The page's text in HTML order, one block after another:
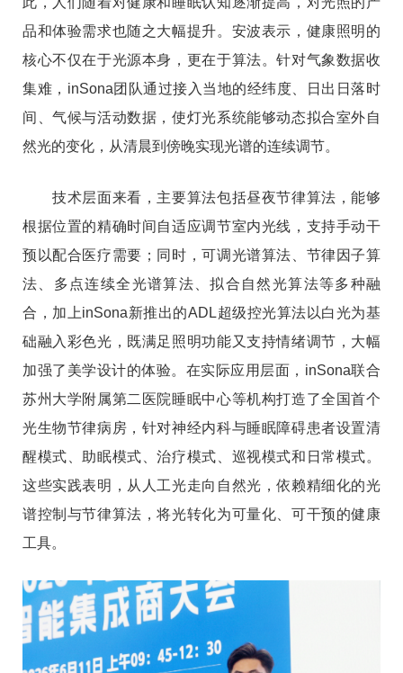
品和体验需求也随之大幅提升。安波表示，健康照明的
核心不仅在于光源本身，更在于算法。针对气象数据收
集难，inSona团队通过接入当地的经纬度、日出日落时
间、气候与活动数据，使灯光系统能够动态拟合室外自
然光的变化，从清晨到傍晚实现光谱的连续调节。
技术层面来看，主要算法包括昼夜节律算法，能够
根据位置的精确时间自适应调节室内光线，支持手动干
预以配合医疗需要；同时，可调光谱算法、节律因子算
法、多点连续全光谱算法、拟合自然光算法等多种融
合，加上inSona新推出的ADL超级控光算法以白光为基
础融入彩色光，既满足照明功能又支持情绪调节，大幅
加强了美学设计的体验。在实际应用层面，inSona联合
苏州大学附属第二医院睡眠中心等机构打造了全国首个
光生物节律病房，针对神经内科与睡眠障碍患者设置清
醒模式、助眠模式、治疗模式、巡视模式和日常模式。
这些实践表明，从人工光走向自然光，依赖精细化的光
谱控制与节律算法，将光转化为可量化、可干预的健康
工具。